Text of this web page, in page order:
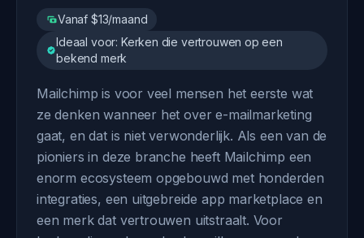
Vanaf $13/maand
Ideaal voor: Kerken die vertrouwen op een
bekend merk
Mailchimp is voor veel mensen het eerste wat
ze denken wanneer het over e-mailmarketing
gaat, en dat is niet verwonderlijk. Als een van de
pioniers in deze branche heeft Mailchimp een
enorm ecosysteem opgebouwd met honderden
integraties, een uitgebreide app marketplace en
een merk dat vertrouwen uitstraalt. Voor